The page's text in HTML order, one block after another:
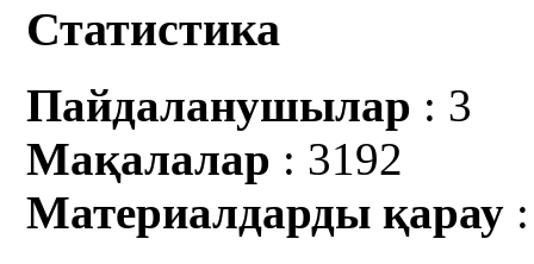
Статистика
Пайдаланушылар : 3
Мақалалар : 3192
Материалдарды қарау